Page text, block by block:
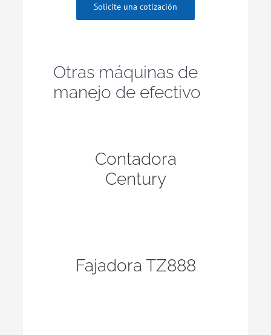
Solicite una cotización
Otras máquinas de
manejo de efectivo
Contadora
Century
Fajadora TZ888